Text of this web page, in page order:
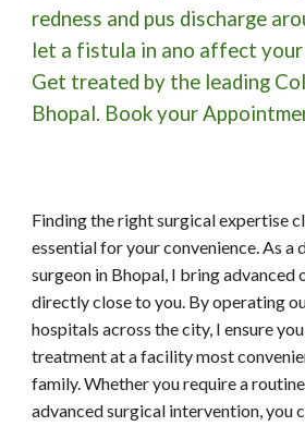
redness and pus discharge
let a fistula in ano affect
Get treated by the leading
Bhopal. Book your
Finding the right surgical expertise
essential for your convenience. As a
surgeon in Bhopal, I bring advanced
directly close to you. By operating
hospitals across the city, I ensure
treatment at a facility most
family. Whether you require a
advancedsurgical intervention, you